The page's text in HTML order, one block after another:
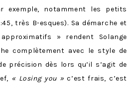
exemple, notamment les petits
très B-esques). Sa démarche et
» rendent Solange
complètement avec le style de
précision dès lors qu’il s’agit de
« Losing you » c’est frais, c’est